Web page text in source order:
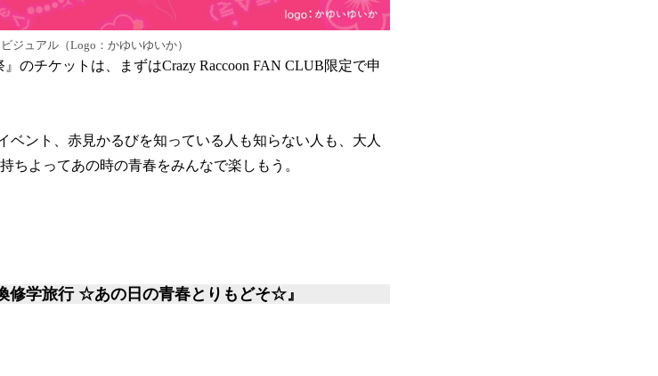
ジュアル（Logo：かゆいゆいか）
のチケットは、まずはCrazy Raccoon FAN CLUB限定で申
ベント、赤見かるびを知っている人も知らない人も、大人
ちよってあの時の青春をみんなで楽しもう。
修学旅行 ☆あの日の青春とりもどそ☆』